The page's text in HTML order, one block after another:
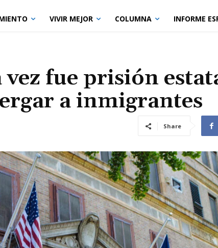
VIVIR MEJOR COLUMNA INFORME
fue prisión
a inmigrantes
Share